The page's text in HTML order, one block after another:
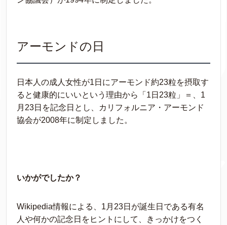
アーモンドの日
日本人の成人女性が1日にアーモンド約23粒を摂取す
ると健康的にいいという理由から「1日23粒」＝、1
月23日を記念日とし、カリフォルニア・アーモンド
協会が2008年に制定しました。
いかがでしたか？
Wikipedia情報による、1月23日が誕生日である有名
人や何かの記念日をヒントにして、きっかけをつく